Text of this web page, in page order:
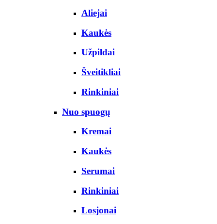
Aliejai
Kaukės
Užpildai
Šveitikliai
Rinkiniai
Nuo spuogų
Kremai
Kaukės
Serumai
Rinkiniai
Losjonai